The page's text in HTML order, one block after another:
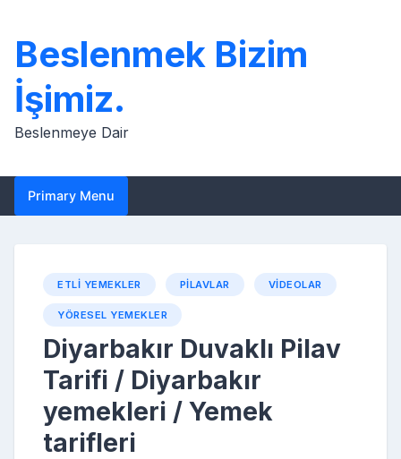
content
Beslenmek Bizim
İşimiz.
Beslenmeye Dair
Primary Menu
ETLI YEMEKLER PILAVLAR VIDEOLAR
YÖRESEL YEMEKLER
Diyarbakır Duvaklı Pilav
Tarifi / Diyarbakır
yemekleri / Yemek
tarifleri